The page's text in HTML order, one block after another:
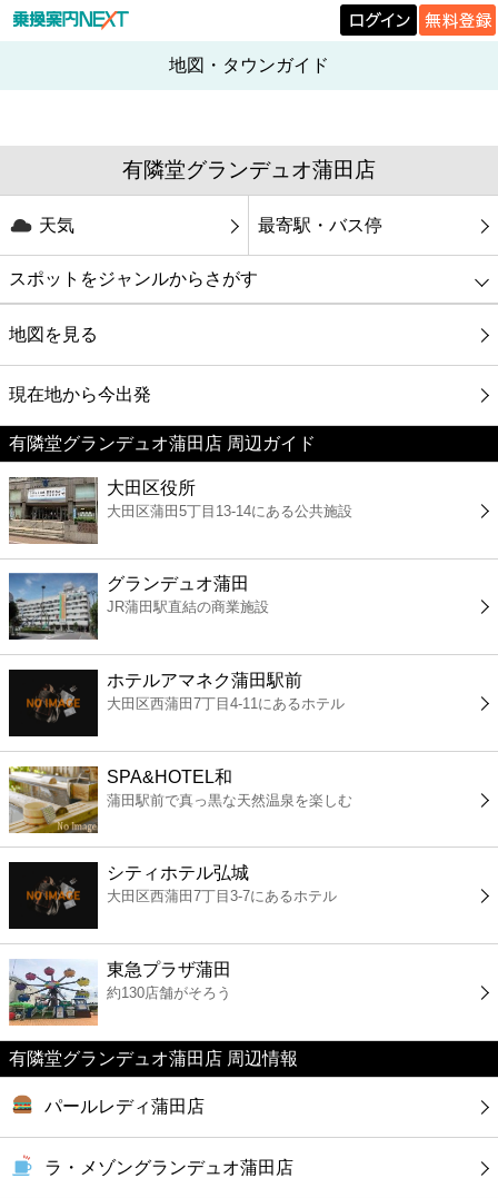
地図・タウンガイド
有隣堂グランデュオ蒲田店
天気 最寄駅・バス停
スポットをジャンルからさがす
グルメ
映画
美容
コンビニ
薬局
スーパー
エンタメ
レジャー
書店
ファミレス
ファーストフード
カフェ
ショッピング
地図を見る
現在地から今出発
有隣堂グランデュオ蒲田店 周辺ガイド
大田区役所
大田区蒲田5丁目13-14にある公共施設
グランデュオ蒲田
JR蒲田駅直結の商業施設
ホテルアマネク蒲田駅前
大田区西蒲田7丁目4-11にあるホテル
SPA&HOTEL和
蒲田駅前で真っ黒な天然温泉を楽しむ
シティホテル弘城
大田区西蒲田7丁目3-7にあるホテル
東急プラザ蒲田
約130店舗がそろう
有隣堂グランデュオ蒲田店 周辺情報
パールレディ蒲田店
ラ・メゾングランデュオ蒲田店